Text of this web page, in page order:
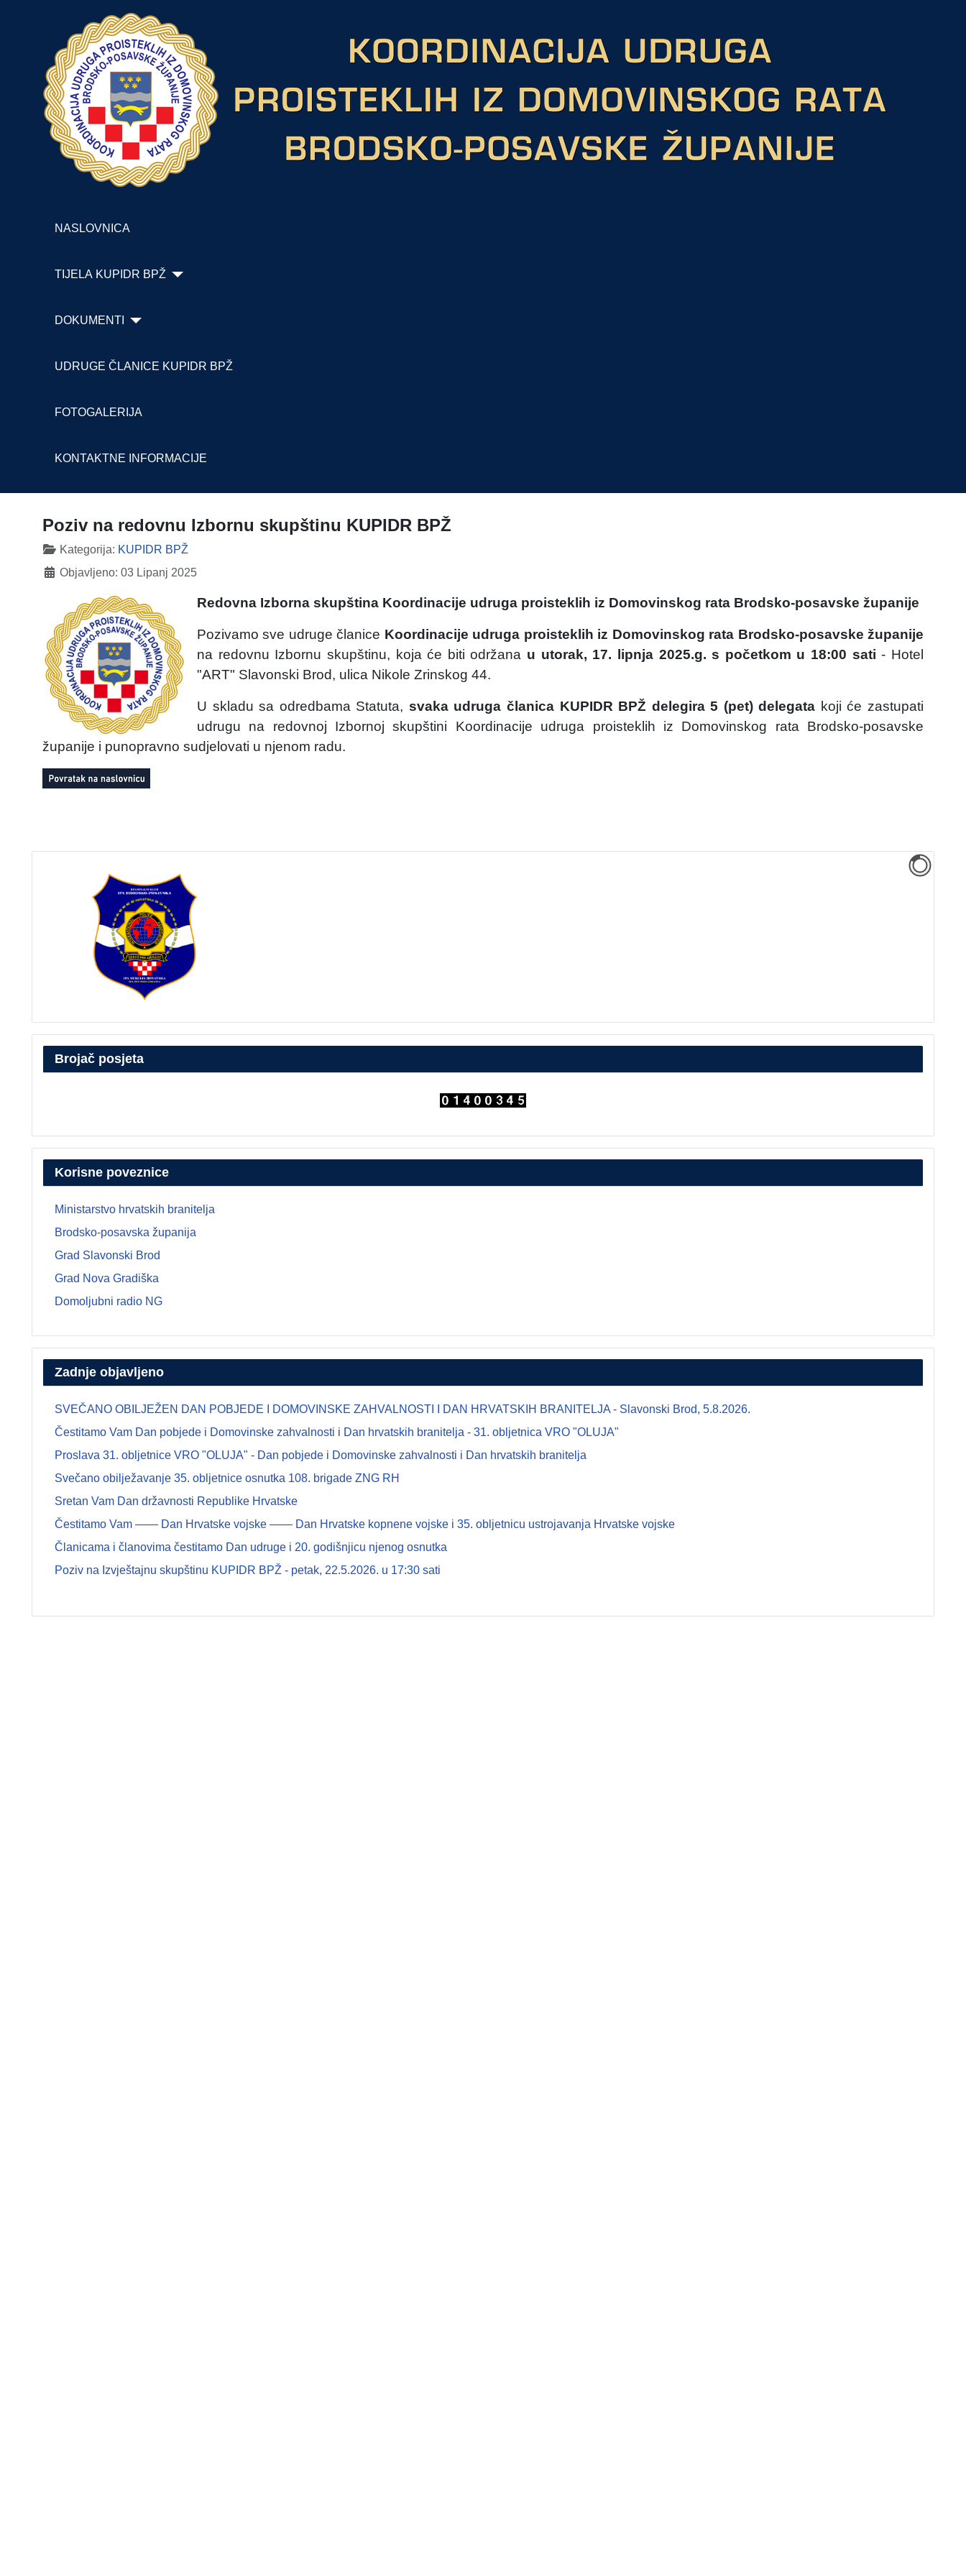
NASLOVNICA
TIJELA KUPIDR BPŽ
DOKUMENTI
UDRUGE ČLANICE KUPIDR BPŽ
FOTOGALERIJA
KONTAKTNE INFORMACIJE
Poziv na redovnu Izbornu skupštinu KUPIDR BPŽ
DetaljiKategorija: KUPIDR BPŽ
Objavljeno: 03 Lipanj 2025
Redovna Izborna skupština Koordinacije udruga proisteklih iz Domovinskog rata Brodsko-posavske županije
Pozivamo sve udruge članice Koordinacije udruga proisteklih iz Domovinskog rata Brodsko-posavske županije
na redovnu Izbornu skupštinu, koja će biti održana u utorak, 17. lipnja 2025.g.s početkom u 18:00 sati - Hotel
"ART" Slavonski Brod, ulica Nikole Zrinskog 44.
U skladu sa odredbama Statuta, svaka udruga članica KUPIDR BPŽ delegira 5 (pet) delegata koji će zastupati
udrugu na redovnoj Izbornoj skupštini Koordinacije udruga proisteklih iz Domovinskog rata Brodsko-posavske
županije i punopravno sudjelovati u njenom radu.
Brojač posjeta
Korisne poveznice
Ministarstvo hrvatskih branitelja
Brodsko-posavska županija
Grad Slavonski Brod
Grad Nova Gradiška
Domoljubni radio NG
Zadnje objavljeno
SVEČANO OBILJEŽEN DAN POBJEDE I DOMOVINSKE ZAHVALNOSTI I DAN HRVATSKIH BRANITELJA - Slavonski Brod, 5.8.2026.
Čestitamo Vam Dan pobjede i Domovinske zahvalnosti i Dan hrvatskih branitelja - 31. obljetnica VRO "OLUJA"
Proslava 31. obljetnice VRO "OLUJA" - Dan pobjede i Domovinske zahvalnosti i Dan hrvatskih branitelja
Svečano obilježavanje 35. obljetnice osnutka 108. brigade ZNG RH
Sretan Vam Dan državnosti Republike Hrvatske
Čestitamo Vam —— Dan Hrvatske vojske —— Dan Hrvatske kopnene vojske i 35. obljetnicu ustrojavanja Hrvatske vojske
Članicama i članovima čestitamo Dan udruge i 20. godišnjicu njenog osnutka
Poziv na Izvještajnu skupštinu KUPIDR BPŽ - petak, 22.5.2026. u 17:30 sati